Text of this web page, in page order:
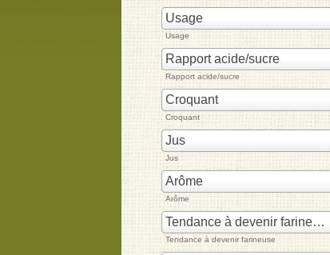
Usage
Usage
Rapport acide/sucre
Rapport acide/sucre
Croquant
Croquant
Jus
Jus
Arôme
Arôme
Tendance à devenir farineuse
Tendance à devenir farineuse